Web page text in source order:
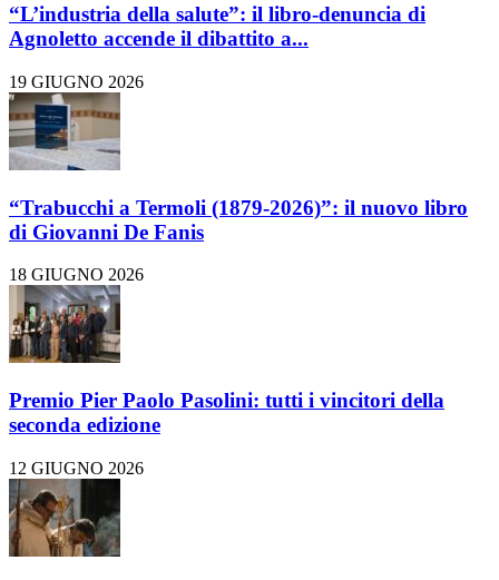
“L’industria della salute”: il libro-denuncia di
Agnoletto accende il dibattito a...
19 GIUGNO 2026
“Trabucchi a Termoli (1879-2026)”: il nuovo libro
di Giovanni De Fanis
18 GIUGNO 2026
Premio Pier Paolo Pasolini: tutti i vincitori della
seconda edizione
12 GIUGNO 2026